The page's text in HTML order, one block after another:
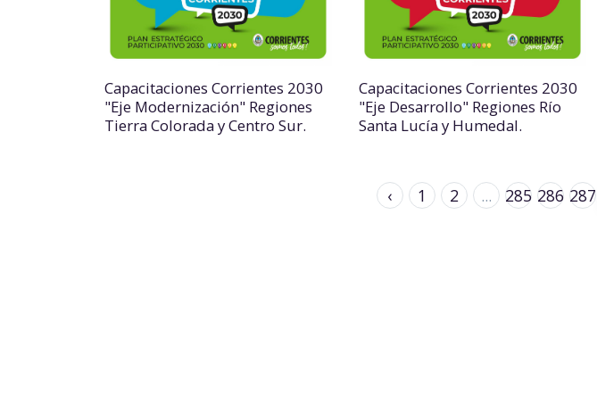
Capacitaciones Corrientes 2030
"Eje Modernización" Regiones
Tierra Colorada y Centro Sur.
Capacitaciones Corrientes 2030
"Eje Desarrollo" Regiones Río
Santa Lucía y Humedal.
‹ 1 2 ... 285 286 287